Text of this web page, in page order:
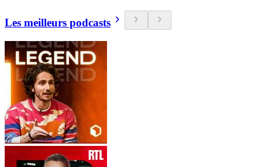
Les meilleurs podcasts